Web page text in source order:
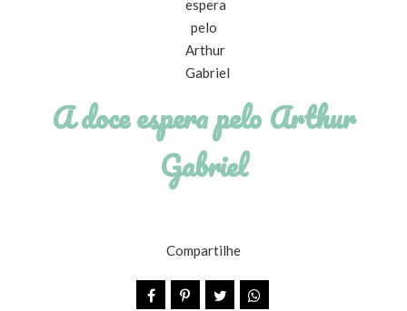
A doce espera pelo Arthur
Gabriel
Compartilhe